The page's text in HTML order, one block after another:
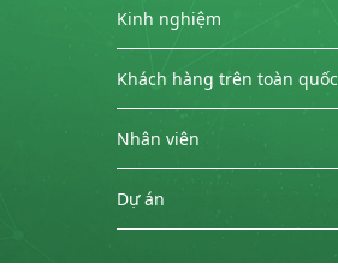
Kinh nghiệm
Khách hàng trên toàn quốc
Nhân viên
Dự án